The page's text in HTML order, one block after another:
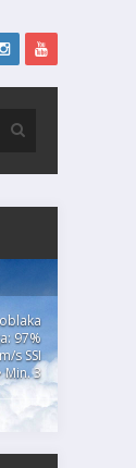
97%
s SSI
Min. 3